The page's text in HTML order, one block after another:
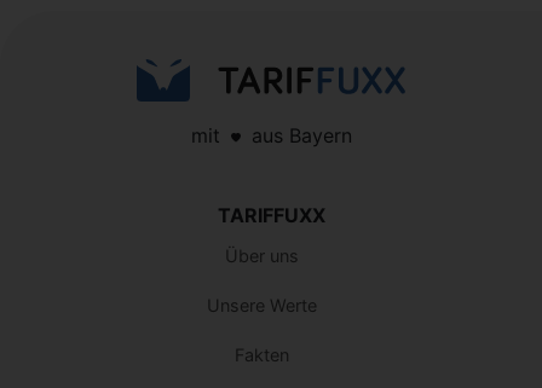
mit aus Bayern
TARIFFUXX
Über uns
Unsere Werte
Fakten